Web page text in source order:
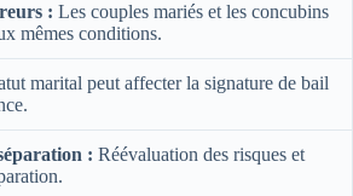
: Les couples mariés et les concubins
mêmes conditions.
marital peut affecter la signature de bail
: Réévaluation des risques et